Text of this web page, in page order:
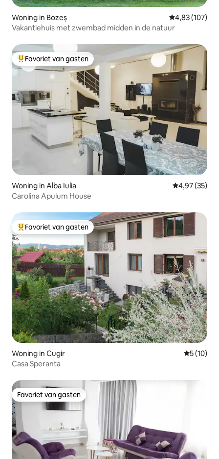
Woning in Bozeș Gemiddelde
4,83 (107)
Vakantiehuis met zwembad midden in de natuur
Topfavoriet van gasten
Favoriet van gasten
Woning in Alba Iulia Gemiddelde
4,97 (35)
Carolina Apulum House
Topfavoriet van gasten
Favoriet van gasten
Woning in Cugir
5 (10)
Casa Speranta
Favoriet van gasten
Favoriet van gasten